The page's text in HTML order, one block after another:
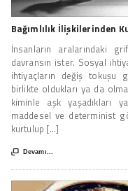
Bağımlılık İlişkilerinden
İnsanların aralarındaki
davransın ister. Sosyal
ihtiyaçların değiş tokuşu
birlikte oldukları ya da
kiminle aşk yaşadıkları
maddesel ve determinist
kurtulup [...]
 Devamı...